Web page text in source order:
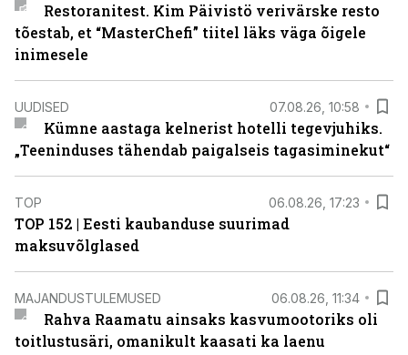
Restoranitest. Kim Päivistö verivärske resto
tõestab, et “MasterChefi” tiitel läks väga õigele
inimesele
UUDISED 07.08.26, 10:58
Kümne aastaga kelnerist hotelli tegevjuhiks.
„Teeninduses tähendab paigalseis tagasiminekut“
TOP 06.08.26, 17:23
TOP 152 | Eesti kaubanduse suurimad
maksuvõlglased
MAJANDUSTULEMUSED 06.08.26, 11:34
Rahva Raamatu ainsaks kasvumootoriks oli
toitlustusäri, omanikult kaasati ka laenu